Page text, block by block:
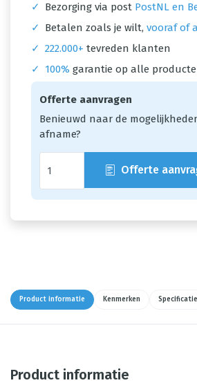
✓ Bezorging via post PostNL en
✓
Betalen zoals je wilt, vooraf of
✓ 222.000+ tevreden klanten
✓
100% garantie op alle
Offerte aanvragen
Benieuwd naar de
afname?
Offerte
Product informatie Kenmerken
Product informatie